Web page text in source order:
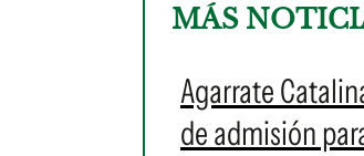
MÁS
Agarrate
de admisión